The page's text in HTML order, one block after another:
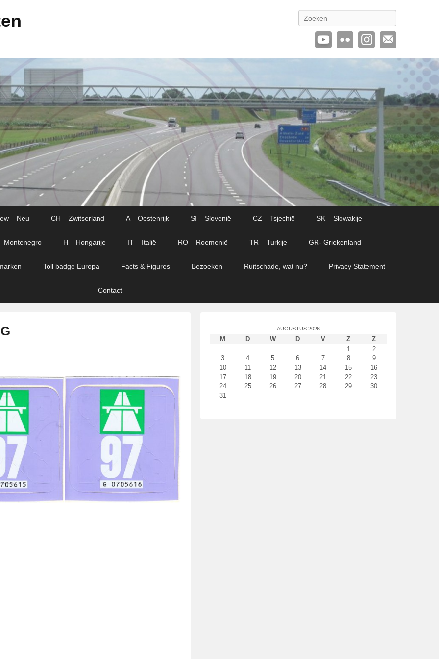
Zoeken
– Neu CH – Zwitserland A – Oostenrijk SI – Slovenië CZ – Tsjechië SK – Slowakije
Montenegro H – Hongarije IT – Italië RO – Roemenië TR – Turkije GR- Griekenland
Toll badge Europa Facts & Figures Bezoeken Ruitschade, wat nu? Privacy Statement
Contact
AUGUSTUS 2026
M D W D V Z
Z
1
2
3
4 5 6 7 8
9
10
11 12 13 14 15
16
17
18 19 20 21 22
23
24
25 26 27 28 29
30
31